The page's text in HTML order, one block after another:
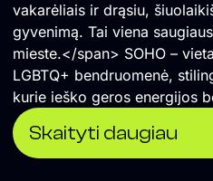
vakarėliais ir drąsiu,
gyvenimą. Tai viena
mieste.</span> SOHO – vieta, kur susitinka sostinės
LGBTQ+ bendruomenė,
kurie ieško geros energijos
akimirkų.
Skaityti daugiau